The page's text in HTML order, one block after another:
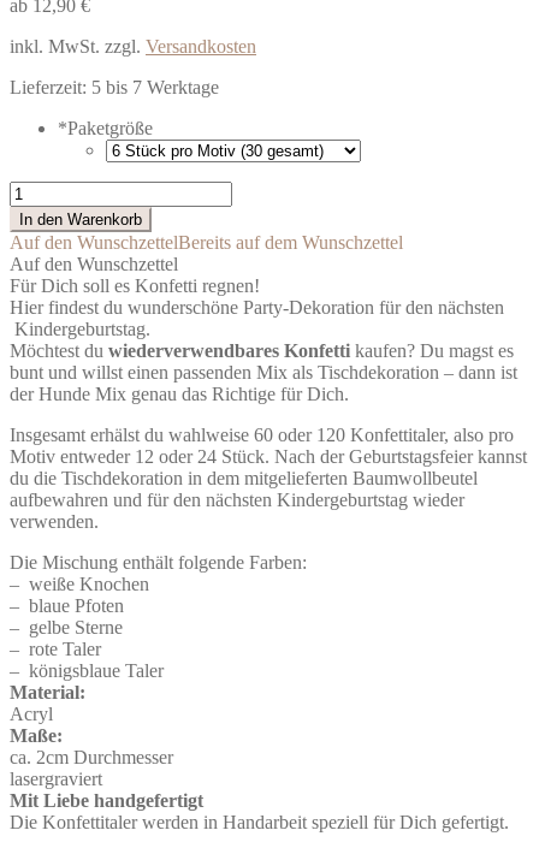
ab 12,90 €
inkl. MwSt. zzgl. Versandkosten
Lieferzeit: 5 bis 7 Werktage
*Paketgröße
Nachhaltiges
Hunde
Konfetti
Menge
In den Warenkorb
Auf den WunschzettelBereits auf dem Wunschzettel
Auf den Wunschzettel
Für Dich soll es Konfetti regnen!
Hier findest du wunderschöne Party-Dekoration für den nächsten
Kindergeburtstag.
Möchtest du wiederverwendbares Konfetti kaufen? Du magst es
bunt und willst einen passenden Mix als Tischdekoration – dann ist
der Hunde Mix genau das Richtige für Dich.
Insgesamt erhälst du wahlweise 60 oder 120 Konfettitaler, also pro
Motiv entweder 12 oder 24 Stück. Nach der Geburtstagsfeier kannst
du die Tischdekoration in dem mitgelieferten Baumwollbeutel
aufbewahren und für den nächsten Kindergeburtstag wieder
verwenden.
Die Mischung enthält folgende Farben:
– weiße Knochen
– blaue Pfoten
– gelbe Sterne
– rote Taler
– königsblaue Taler
Material:
Acryl
Maße:
ca. 2cm Durchmesser
lasergraviert
Mit Liebe handgefertigt
Die Konfettitaler werden in Handarbeit speziell für Dich gefertigt.